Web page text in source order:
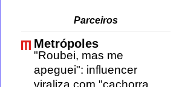
Parceiros
Metrópoles
"Roubei, mas me
apeguei": influencer